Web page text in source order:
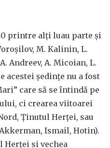
printre alți luau parte și
M. Kalinin, L.
Andreev, A. Micoian, L.
acestei şedinţe nu a fost
care să se întindă pe
ci crearea viitoarei
Ţinutul Herţei, sau
Ismail, Hotin).
Herţei si vechea